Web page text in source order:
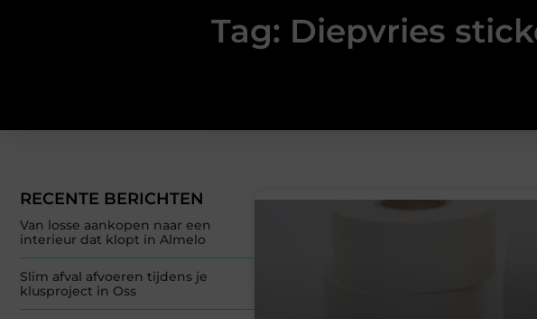
Tag: Diepvries
RECENTE BERICHTEN
Van losse aankopen naar een
interieur dat klopt in Almelo
Slim afval afvoeren tijdens je
klusproject in Oss